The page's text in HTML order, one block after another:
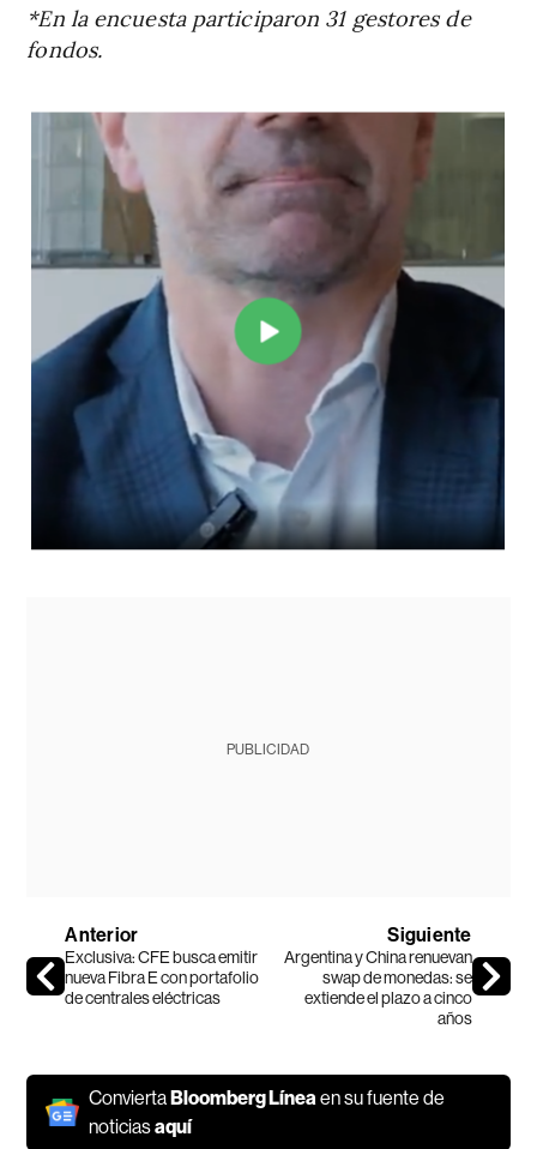
*En la encuesta participaron 31 gestores de
fondos.
PUBLICIDAD
Anterior
Exclusiva: CFE busca emitir
nueva Fibra E con portafolio
de centrales eléctricas
Siguiente
Argentina y China renuevan
swap de monedas: se
extiende el plazo a cinco
años
ConviertaBloomberg Línea en su fuente de
noticiasaquí